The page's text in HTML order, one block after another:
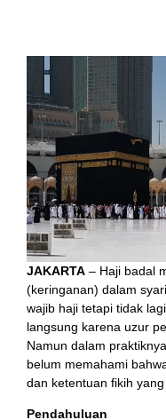
JAKARTA – Haji badal
(keringanan) dalam
wajib haji tetapi tidak
langsung karena uzur
Namun dalam
belum memahami
dan ketentuan fikih yang
Pendahuluan